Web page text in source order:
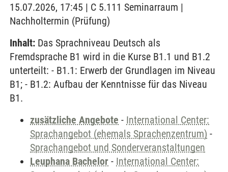
15.07.2026, 17:45 | C 5.111 Seminarraum |
Nachholtermin (Prüfung)
Inhalt: Das Sprachniveau Deutsch als
Fremdsprache B1 wird in die Kurse B1.1 und B1.2
unterteilt: - B1.1: Erwerb der Grundlagen im Niveau
B1; - B1.2: Aufbau der Kenntnisse für das Niveau
B1.
zusätzliche Angebote - International Center:
Sprachangebot (ehemals Sprachenzentrum) -
Sprachangebot und Sonderveranstaltungen
Leuphana Bachelor - International Center: